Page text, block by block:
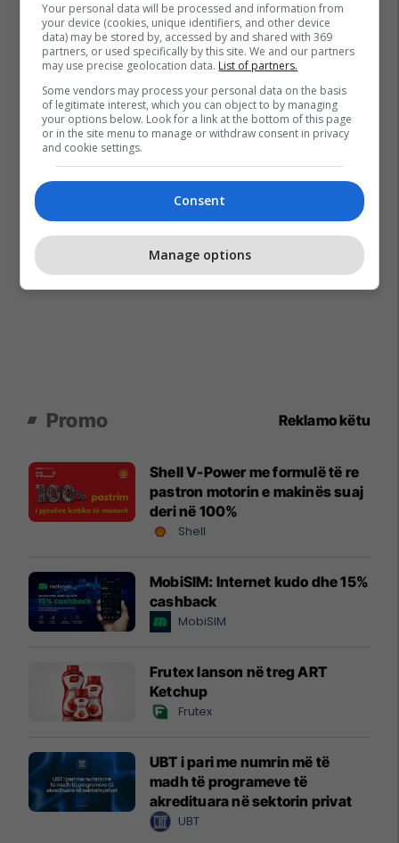
Promo Reklamo këtu
Shell V-Power me formulë të re
pastron motorin e makinës suaj
deri në 100%
Shell
MobiSIM: Internet kudo dhe 15%
cashback
MobiSIM
Frutex lanson në treg ART
Ketchup
Frutex
UBT i pari me numrin më të
madh të programeve të
akredituara në sektorin privat
UBT
Your personal data will be processed and information from
your device (cookies, unique identifiers, and other device
data) may be stored by, accessed by and shared with 369
partners, or used specifically by this site. We and our partners
may use precise geolocation data. List of partners.
Some vendors may process your personal data on the basis
of legitimate interest, which you can object to by managing
your options below. Look for a link at the bottom of this page
or in the site menu to manage or withdraw consent in privacy
and cookie settings.
Consent
Manage options